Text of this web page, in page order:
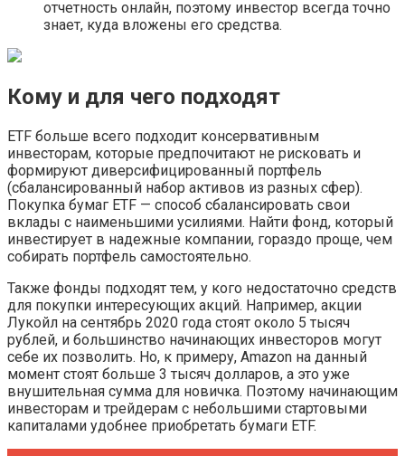
отчетность онлайн, поэтому инвестор всегда точно
знает, куда вложены его средства.
Кому и для чего подходят
ETF больше всего подходит консервативным
инвесторам, которые предпочитают не рисковать и
формируют диверсифицированный портфель
(сбалансированный набор активов из разных сфер).
Покупка бумаг ETF — способ сбалансировать свои
вклады с наименьшими усилиями. Найти фонд, который
инвестирует в надежные компании, гораздо проще, чем
собирать портфель самостоятельно.
Также фонды подходят тем, у кого недостаточно средств
для покупки интересующих акций. Например, акции
Лукойл на сентябрь 2020 года стоят около 5 тысяч
рублей, и большинство начинающих инвесторов могут
себе их позволить. Но, к примеру, Amazon на данный
момент стоят больше 3 тысяч долларов, а это уже
внушительная сумма для новичка. Поэтому начинающим
инвесторам и трейдерам с небольшими стартовыми
капиталами удобнее приобретать бумаги ETF.